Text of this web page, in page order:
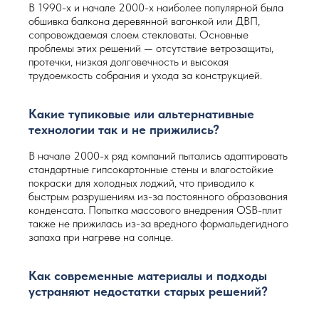
В 1990-х и начале 2000-х наиболее популярной была
обшивка балкона деревянной вагонкой или ДВП,
сопровождаемая слоем стекловаты. Основные
проблемы этих решений — отсутствие ветрозащиты,
протечки, низкая долговечность и высокая
трудоемкость собрания и ухода за конструкцией.
Какие тупиковые или альтернативные
технологии так и не прижились?
В начале 2000-х ряд компаний пытались адаптировать
стандартные гипсокартонные стены и влагостойкие
покраски для холодных лоджий, что приводило к
быстрым разрушениям из-за постоянного образования
конденсата. Попытка массового внедрения OSB-плит
также не прижилась из-за вредного формальдегидного
запаха при нагреве на солнце.
Как современные материалы и подходы
устраняют недостатки старых решений?